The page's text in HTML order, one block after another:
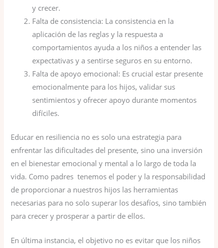
y crecer.
Falta de consistencia: La consistencia en la
aplicación de las reglas y la respuesta a
comportamientos ayuda a los niños a entender las
expectativas y a sentirse seguros en su entorno.
Falta de apoyo emocional: Es crucial estar presente
emocionalmente para los hijos, validar sus
sentimientos y ofrecer apoyo durante momentos
difíciles.
Educar en resiliencia no es solo una estrategia para
enfrentar las dificultades del presente, sino una inversión
en el bienestar emocional y mental a lo largo de toda la
vida. Como padres tenemos el poder y la responsabilidad
de proporcionar a nuestros hijos las herramientas
necesarias para no solo superar los desafíos, sino también
para crecer y prosperar a partir de ellos.
En última instancia, el objetivo no es evitar que los niños